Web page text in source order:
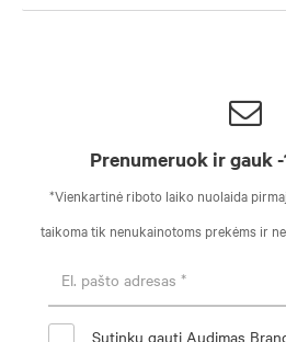
Prenumeruok ir gauk
*Vienkartinė riboto laiko nuolaida
taikoma tik nenukainotoms prekėms ir
Sutinku gauti Audimas